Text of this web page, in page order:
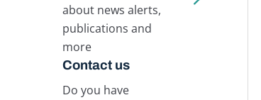
about news alerts,
publications and
more
Contact us
Do you have